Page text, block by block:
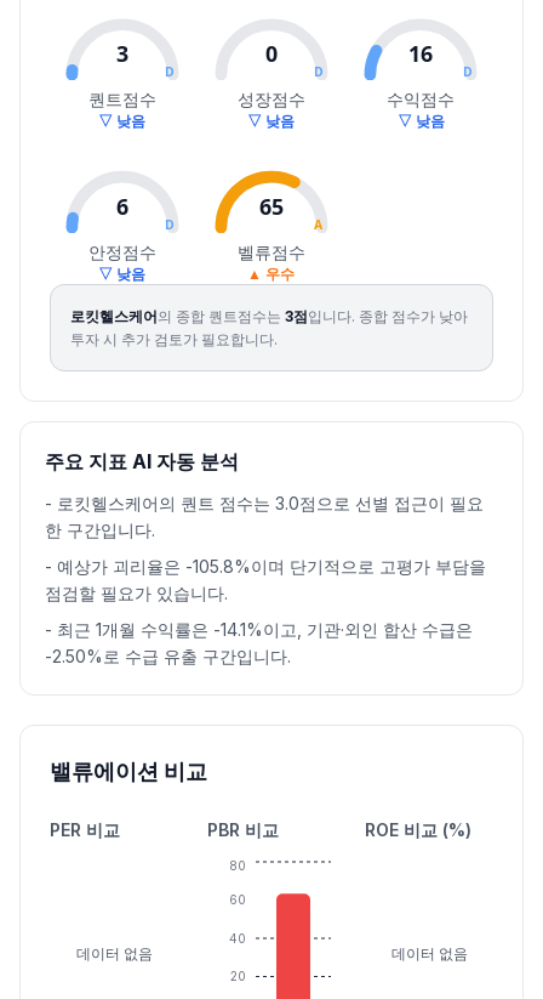
2026.08.04
3480037550 34700360005.73
132754
2026.08.05
37100 37700 35450 36050 0.14
113124
2026.08.06
3820038700 3440035600-1.25
121679
2026.08.07
33900 2960031100 302684
3
D
퀀트점수
▽ 낮음
0
D
성장점수
▽ 낮음
16
D
수익점수
▽ 낮음
6
D
안정점수
▽ 낮음
65
A
벨류점수
▲ 우수
로킷헬스케어의 종합 퀀트점수는 3점입니다. 종합 점수가 낮아
투자 시 추가 검토가 필요합니다.
주요 지표 AI 자동 분석
- 로킷헬스케어의 퀀트 점수는 3.0점으로 선별 접근이 필요
한 구간입니다.
- 예상가 괴리율은 -105.8%이며 단기적으로 고평가 부담을
점검할 필요가 있습니다.
- 최근 1개월 수익률은 -14.1%이고, 기관·외인 합산 수급은
-2.50%로 수급 유출 구간입니다.
밸류에이션 비교
PER 비교
데이터 없음
PBR 비교
20
40
60
80
ROE 비교 (%)
데이터 없음